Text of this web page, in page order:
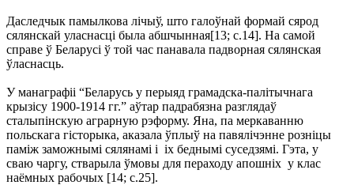
Даследчык памылкова лічыў, што галоўнай формай сярод
сялянскай уласнасці была абшчынная[13; с.14]. На самой
справе ў Беларусі ў той час панавала падворная сялянская
ўласнасць.
У манаграфіі “Беларусь у перыяд грамадска-палітычнага
крызісу 1900-1914 гг.” аўтар падрабязна разглядаў
сталыпінскую аграрную рэформу. Яна, па меркаванню
польскага гісторыка, аказала ўплыў на павялічэнне розніцы
паміж заможнымі сялянамі і іх беднымі суседзямі. Гэта, у
сваю чаргу, стварыла ўмовы для пераходу апошніх у клас
наёмных рабочых [14; с.25].